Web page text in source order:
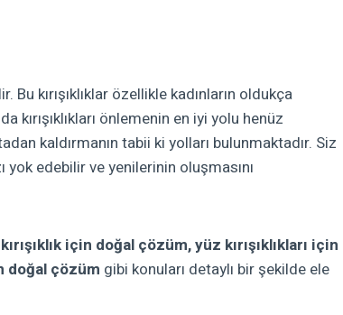
Bu kırışıklıklar özellikle kadınların oldukça
önlemenin en iyi yolu henüz
kaldırmanın tabii ki yolları bulunmaktadır. Siz
yok edebilir ve yenilerinin oluşmasını
için doğal çözüm, yüz kırışıklıkları için
doğal çözüm gibi konuları detaylı bir şekilde ele